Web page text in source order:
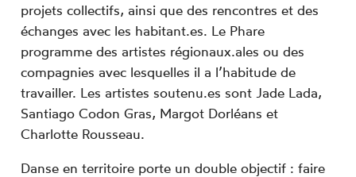
projets collectifs, ainsi que des rencontres et des
échanges avec les habitant.es. Le Phare
programme des artistes régionaux.ales ou des
compagnies avec lesquelles il a l’habitude de
travailler. Les artistes soutenu.es sont Jade Lada,
Santiago Codon Gras, Margot Dorléans et
Charlotte Rousseau.
Danse en territoire porte un double objectif : faire